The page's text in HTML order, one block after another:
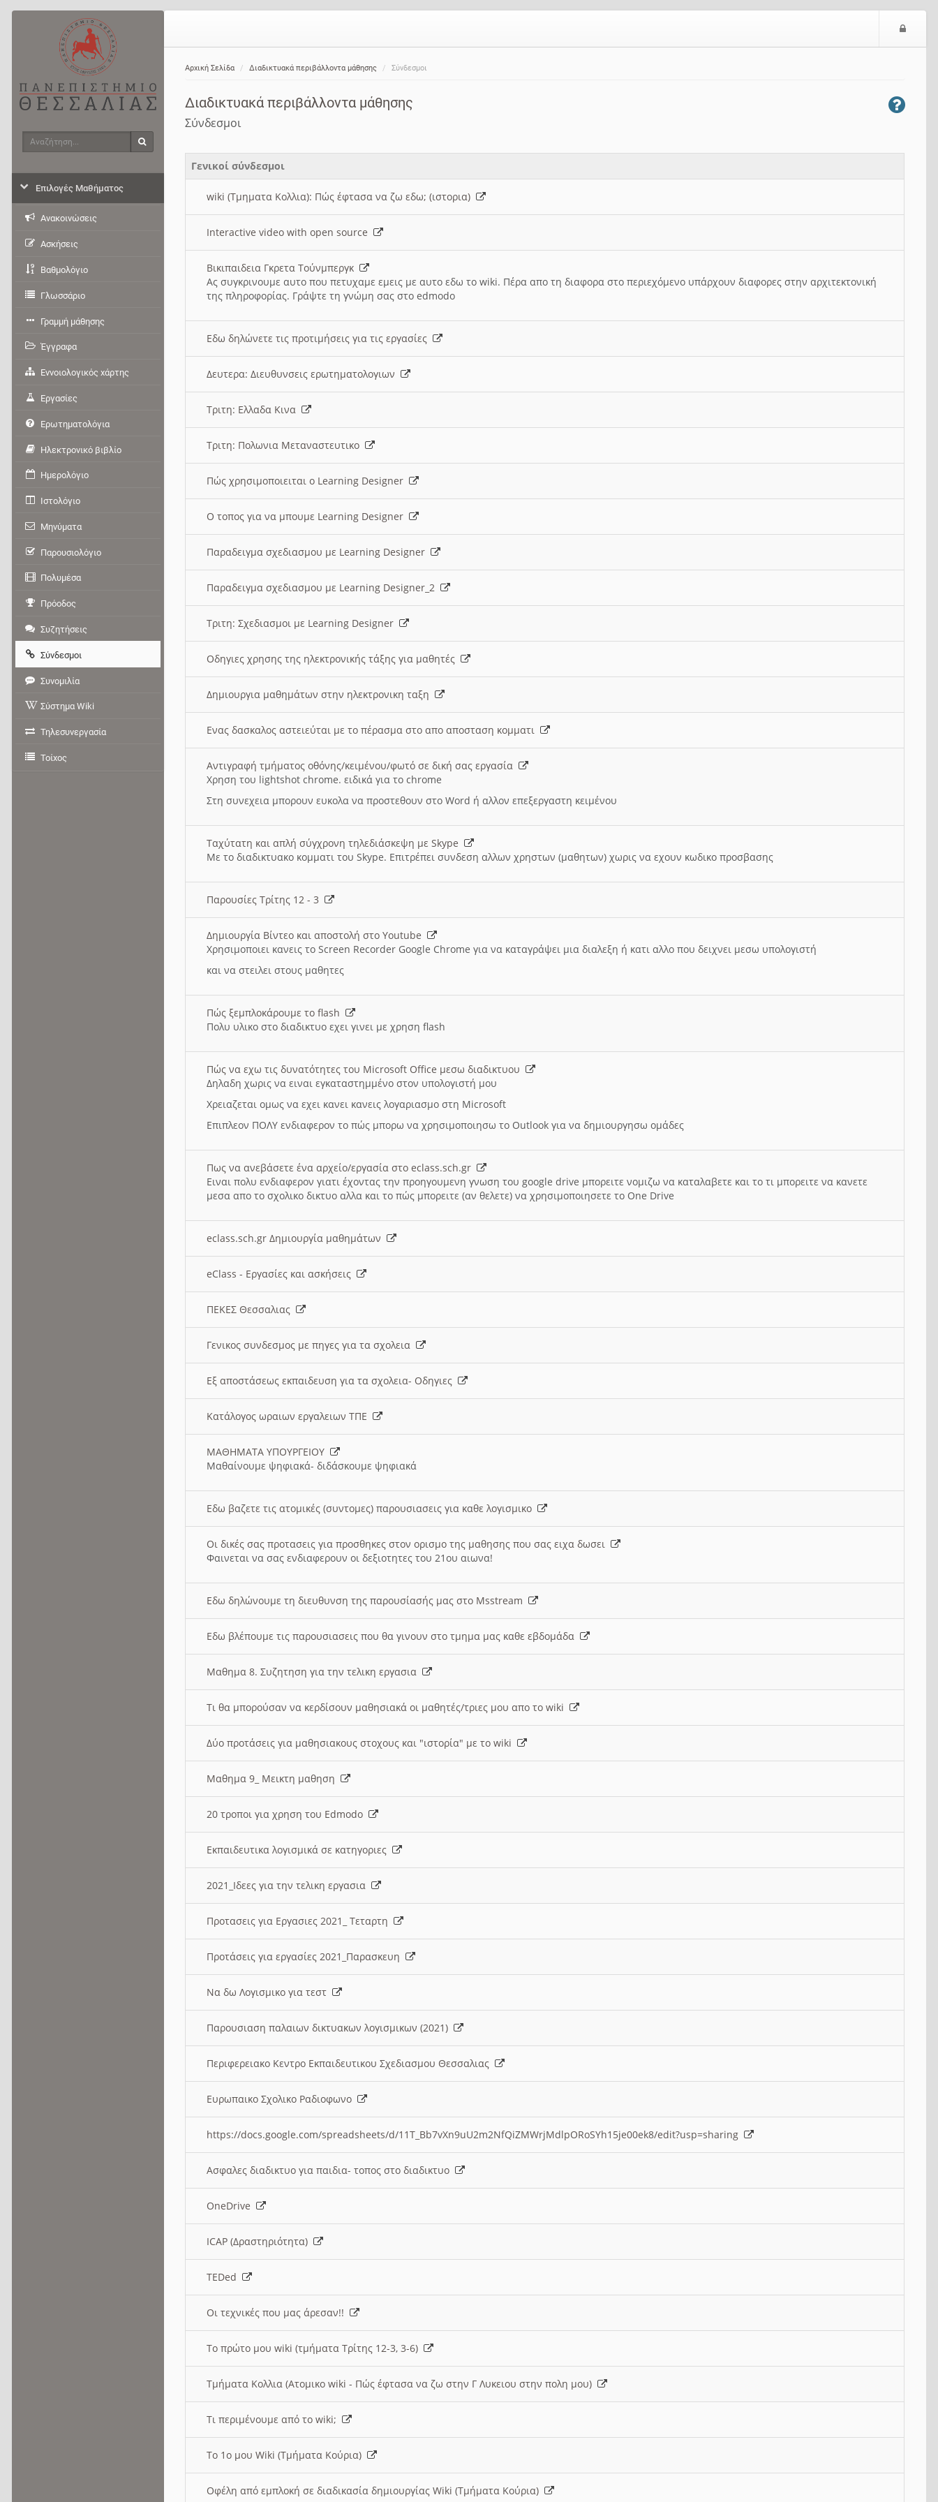
Αρχική Σελίδα Διαδικτυακά περιβάλλοντα μάθησης Σύνδεσμοι
Διαδικτυακά περιβάλλοντα μάθησης
Σύνδεσμοι
Γενικοί σύνδεσμοι
wiki (Τμηματα Κολλια): Πώς έφτασα να ζω εδω; (ιστορια)
Interactive video with open source
Βικιπαιδεια Γκρετα Τούνμπεργκ
Ας συγκρινουμε αυτο που πετυχαμε εμεις με αυτο εδω το wiki. Πέρα απο τη διαφορα στο περιεχόμενο υπάρχουν διαφορες στην αρχιτεκτονική
της πληροφορίας. Γράψτε τη γνώμη σας στο edmodo
Εδω δηλώνετε τις προτιμήσεις για τις εργασίες
Δευτερα: Διευθυνσεις ερωτηματολογιων
Τριτη: Ελλαδα Κινα
Τριτη: Πολωνια Μεταναστευτικο
Πώς χρησιμοποιειται ο Learning Designer
O τοπος για να μπουμε Learning Designer
Παραδειγμα σχεδιασμου με Learning Designer
Παραδειγμα σχεδιασμου με Learning Designer_2
Τριτη: Σχεδιασμοι με Learning Designer
Οδηγιες χρησης της ηλεκτρονικής τάξης για μαθητές
Δημιουργια μαθημάτων στην ηλεκτρονικη ταξη
Ενας δασκαλος αστειεύται με το πέρασμα στο απο αποσταση κομματι
Αντιγραφή τμήματος οθόνης/κειμένου/φωτό σε δική σας εργασία
Χρηση του lightshot chrome. ειδικά για το chrome
Στη συνεχεια μπορουν ευκολα να προστεθουν στο Word ή αλλον επεξεργαστη κειμένου
Ταχύτατη και απλή σύγχρονη τηλεδιάσκεψη με Skype
Με το διαδικτυακο κομματι του Skype. Επιτρέπει συνδεση αλλων χρηστων (μαθητων) χωρις να εχουν κωδικο προσβασης
Παρουσίες Τρίτης 12 - 3
Δημιουργία Βίντεο και αποστολή στο Youtube
Χρησιμοποιει κανεις το Screen Recorder Google Chrome για να καταγράψει μια διαλεξη ή κατι αλλο που δειχνει μεσω υπολογιστή
και να στειλει στους μαθητες
Πώς ξεμπλοκάρουμε το flash
Πολυ υλικο στο διαδικτυο εχει γινει με χρηση flash
Πώς να εχω τις δυνατότητες του Microsoft Office μεσω διαδικτυου
Δηλαδη χωρις να ειναι εγκαταστημμένο στον υπολογιστή μου
Χρειαζεται ομως να εχει κανει κανεις λογαριασμο στη Microsoft
Επιπλεον ΠΟΛΥ ενδιαφερον το πώς μπορω να χρησιμοποιησω το Outlook για να δημιουργησω ομάδες
Πως να ανεβάσετε ένα αρχείο/εργασία στο eclass.sch.gr
Ειναι πολυ ενδιαφερον γιατι έχοντας την προηγουμενη γνωση του google drive μπορειτε νομιζω να καταλαβετε και το τι μπορειτε να κανετε
μεσα απο το σχολικο δικτυο αλλα και το πώς μπορειτε (αν θελετε) να χρησιμοποιησετε το One Drive
eclass.sch.gr Δημιουργία μαθημάτων
eClass - Εργασίες και ασκήσεις
ΠΕΚΕΣ Θεσσαλιας
Γενικος συνδεσμος με πηγες για τα σχολεια
Εξ αποστάσεως εκπαιδευση για τα σχολεια- Οδηγιες
Κατάλογος ωραιων εργαλειων ΤΠΕ
ΜΑΘΗΜΑΤΑ ΥΠΟΥΡΓΕΙΟΥ
Μαθαίνουμε ψηφιακά- διδάσκουμε ψηφιακά
Εδω βαζετε τις ατομικές (συντομες) παρουσιασεις για καθε λογισμικο
Οι δικές σας προτασεις για προσθηκες στον ορισμο της μαθησης που σας ειχα δωσει
Φαινεται να σας ενδιαφερουν οι δεξιοτητες του 21ου αιωνα!
Εδω δηλώνουμε τη διευθυνση της παρουσίασής μας στο Msstream
Εδω βλέπουμε τις παρουσιασεις που θα γινουν στο τμημα μας καθε εβδομάδα
Μαθημα 8. Συζητηση για την τελικη εργασια
Τι θα μπορούσαν να κερδίσουν μαθησιακά οι μαθητές/τριες μου απο το wiki
Δύο προτάσεις για μαθησιακους στοχους και "ιστορία" με το wiki
Μαθημα 9_ Μεικτη μαθηση
20 τροποι για χρηση του Edmodo
Εκπαιδευτικα λογισμικά σε κατηγοριες
2021_Ιδεες για την τελικη εργασια
Προτασεις για Εργασιες 2021_ Τεταρτη
Προτάσεις για εργασίες 2021_Παρασκευη
Να δω Λογισμικο για τεστ
Παρουσιαση παλαιων δικτυακων λογισμικων (2021)
Περιφερειακο Κεντρο Εκπαιδευτικου Σχεδιασμου Θεσσαλιας
Ευρωπαικο Σχολικο Ραδιοφωνο
https://docs.google.com/spreadsheets/d/11T_Bb7vXn9uU2m2NfQiZMWrjMdlpORoSYh15je00ek8/edit?usp=sharing
Ασφαλες διαδικτυο για παιδια- τοπος στο διαδικτυο
OneDrive
ICAP (Δραστηριότητα)
TEDed
Οι τεχνικές που μας άρεσαν!!
Το πρώτο μου wiki (τμήματα Τρίτης 12-3, 3-6)
Τμήματα Κολλια (Ατομικο wiki - Πώς έφτασα να ζω στην Γ Λυκειου στην πολη μου)
Τι περιμένουμε από το wiki;
Το 1ο μου Wiki (Τμήματα Κούρια)
Οφέλη από εμπλοκή σε διαδικασία δημιουργίας Wiki (Τμήματα Κούρια)
Αναζήτηση
Επιλογές Μαθήματος
Ανακοινώσεις
Ασκήσεις
Βαθμολόγιο
Γλωσσάριο
Γραμμή μάθησης
Έγγραφα
Εννοιολογικός χάρτης
Εργασίες
Ερωτηματολόγια
Ηλεκτρονικό βιβλίο
Ημερολόγιο
Ιστολόγιο
Μηνύματα
Παρουσιολόγιο
Πολυμέσα
Πρόοδος
Συζητήσεις
Σύνδεσμοι
Συνομιλία
Σύστημα Wiki
Τηλεσυνεργασία
Τοίχος